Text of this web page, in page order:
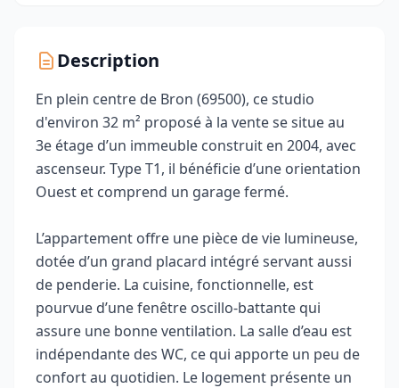
Description
En plein centre de Bron (69500), ce studio
d'environ 32 m² proposé à la vente se situe au
3e étage d’un immeuble construit en 2004, avec
ascenseur. Type T1, il bénéficie d’une orientation
Ouest et comprend un garage fermé.
L’appartement offre une pièce de vie lumineuse,
dotée d’un grand placard intégré servant aussi
de penderie. La cuisine, fonctionnelle, est
pourvue d’une fenêtre oscillo-battante qui
assure une bonne ventilation. La salle d’eau est
indépendante des WC, ce qui apporte un peu de
confort au quotidien. Le logement présente un